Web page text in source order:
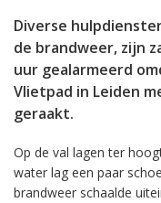
Diverse
de brandweer, zijn
uur gealarmeerd
Vlietpad in Leiden
geraakt.
Op de val lagen ter
water lag een paar
brandweer schaalde